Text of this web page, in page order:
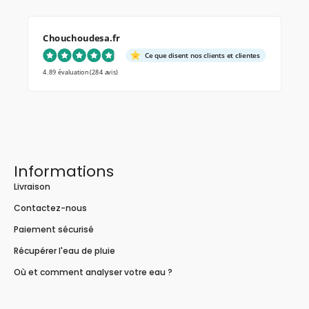
Chouchoudesa.fr
Ce que disent nos clients et clientes
4.89 évaluation(284 avis)
Informations
Livraison
Contactez-nous
Paiement sécurisé
Récupérer l'eau de pluie
Où et comment analyser votre eau ?